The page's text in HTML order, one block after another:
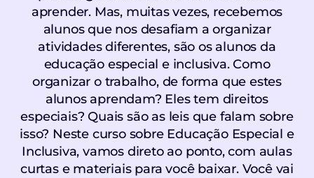
aprender. Mas, muitas vezes, recebemos
alunos que nos desafiam a organizar
atividades diferentes, são os alunos da
educação especial e inclusiva. Como
organizar o trabalho, de forma que estes
alunos aprendam? Eles tem direitos
especiais? Quais são as leis que falam sobre
isso? Neste curso sobre Educação Especial e
Inclusiva, vamos direto ao ponto, com aulas
curtas e materiais para você baixar. Você vai